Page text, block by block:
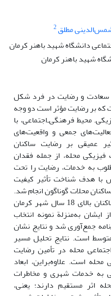
مطلق2
دانشگاه شهید باهنر کرمان
شهید باهنر کرمان
سعادت و رضایت در فرد شکل
بر رضایت مؤثر است دو وجه
محیط فرهنگی‌ـ‌اجتماعی، با
جمعی و واقعیت‌های
عمیقی بر رضایت ساکنان
محله، از جمله فقدان
به خدمات، رضایت را تحت
با هدف شناخت تأثیر کیفیت
محلات گوناگون انجام شد.
جامعة آماری تحقیق حاضر را ساکنان بالای 18 سال شهر کرمان
که 396 نفر از ایشان به‌منزلة نمونه انتخاب
جمع‌آوری شد و نتایج نشان
است. نتایج تحلیل مسیر
محله در تأمین رضایت
است. علاوه‌براین، ابعاد
به خدمات شهری و مخاطرات
اثر مستقیم دارند؛ یعنی،